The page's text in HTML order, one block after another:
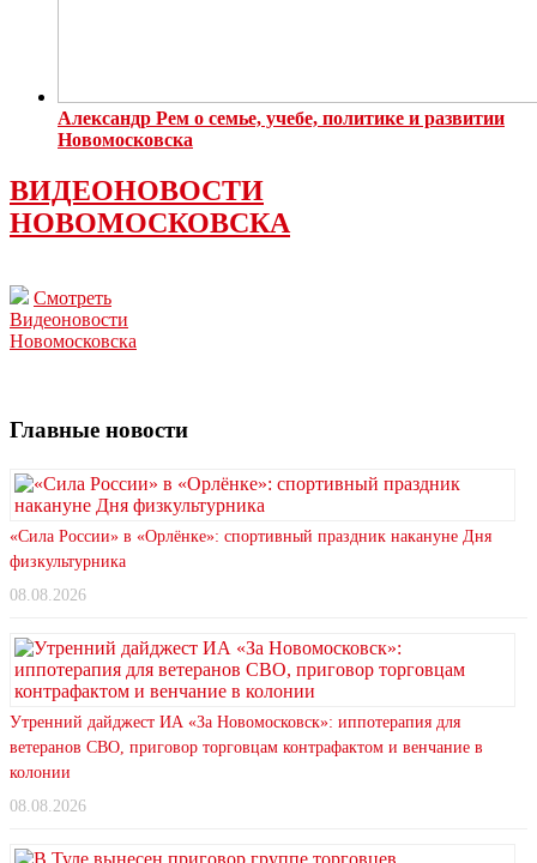
Александр Рем о семье, учебе, политике и развитии
Новомосковска
ВИДЕОНОВОСТИ
НОВОМОСКОВСКА
Смотреть
Видеоновости
Новомосковска
Главные новости
«Сила России» в «Орлёнке»: спортивный праздник накануне Дня
физкультурника
08.08.2026
Утренний дайджест ИА «За Новомосковск»: иппотерапия для
ветеранов СВО, приговор торговцам контрафактом и венчание в
колонии
08.08.2026